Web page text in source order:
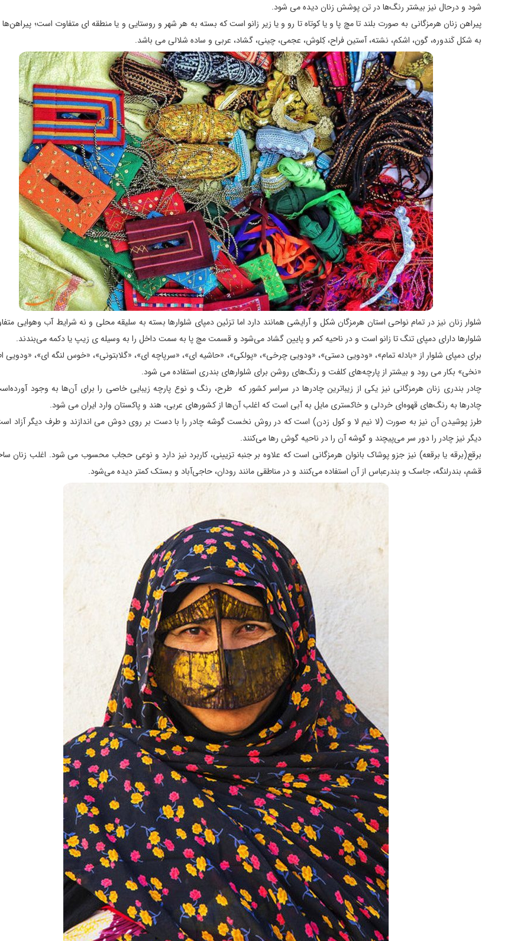
شود و درحال نیز بیشتر رنگ‌ها در تن پوشش زنان دیده می شود.
پیراهن زنان هرمزگانی به صورت بلند تا مچ پا و یا کوتاه تا رو و یا زیر زانو است که بسته به هر شهر و روستایی و یا منطقه ای متفاوت است؛ پیراهن‌ها
به شکل کَندوره، گون، اشکم، نشته، آستین فراح، کِلوش، عجمی، چینی، گشاد، عربی و ساده شلالی می باشد.
شلوار زنان نیز در تمام نواحی استان هرمزگان شکل و آرایشی همانند دارد اما تزئین دمپای شلوارها بسته به سلیقه محلی و نه شرایط آب وهوایی
شلوارها دارای دمپای تنگ تا زانو است و در ناحیه کمر و پایین گشاد می‌شود و قسمت مچ پا به سمت داخل را به وسیله ی زیپ یا دکمه می‌بندند.
برای دمپای شلوار از «بادله تمام»، «ودویی دستی»، «ودویی چرخی»، «پولکی»، «حاشیه ای»، «سرپاچه ای»، «گلابتونی»، «خوس لنگه ای»،
«نخی» بکار می رود و بیشتر از پارچه‌های کلفت و رنگ‌های روشن برای شلوارهای بندری استفاده می شود.
چادر بندری زنان هرمزگانی نیز یکی از زیباترین چادرها در سراسر کشور که طرح، رنگ و نوع پارچه زیبایی خاصی را برای آن‌ها به وجود
چادرها به رنگ‌های قهوه‌ای خردلی و خاکستری مایل به آبی است که اغلب آن‌ها از کشورهای عربی، هند و پاکستان وارد ایران می شود.
طرز پوشیدن آن نیز به صورت (لا نیم لا و کول زدن) است که در روش نخست گوشه چادر را با دست بر روی دوش می اندازند و طرف دیگر آزاد
دیگر نیز چادر را دور سر می‌پیچند و گوشه آن را در ناحیه گوش رها می‌کنند.
برقع(برقه یا برقعه) نیز جزو پوشاک بانوان هرمزگانی است که علاوه بر جنبه تزیینی، کاربرد نیز دارد و نوعی حجاب محسوب می شود. اغلب زنان
قشم، بندرلنگه، جاسک و بندرعباس از آن استفاده می‌کنند و در مناطقی مانند رودان، حاجی‌آباد و بستک کمتر دیده می‌شود.